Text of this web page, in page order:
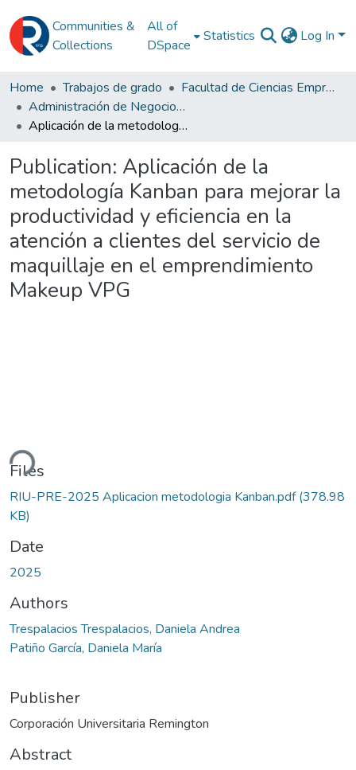
Communities &
Collections
All of
DSpace
Statistics Log In
Home Trabajos de grado
Facultad de Ciencias Empresariales
Administración de Negocios Internacionales
Aplicación de la metodología Kanban para mejorar la productividad y eficiencia en la atención a clientes del servicio de maquillaje en el emprendimiento Makeup VPG
Publication: Aplicación de la
metodología Kanban para mejorar la
productividad y eficiencia en la
atención a clientes del servicio de
maquillaje en el emprendimiento
Makeup VPG
Files
RIU-PRE-2025 Aplicacion metodologia Kanban.pdf(378.98
KB)
Date
2025
Authors
Trespalacios Trespalacios, Daniela Andrea
Patiño García, Daniela María
Publisher
Corporación Universitaria Remington
Abstract